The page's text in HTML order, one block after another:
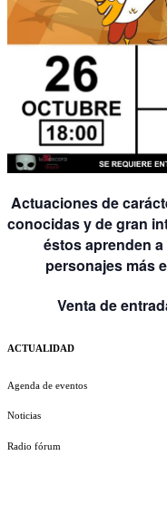
Actuaciones de
conocidas y de gran
éstos aprenden
personajes más
Venta de
ACTUALIDAD
Agenda de eventos
Noticias
Radio fórum